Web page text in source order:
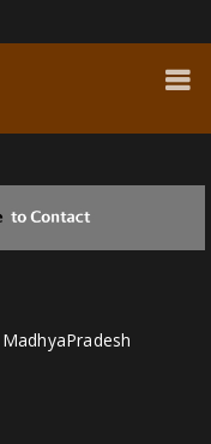
MadhyaPradesh